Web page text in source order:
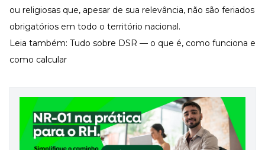
ou religiosas que, apesar de sua relevância, não são feriados
obrigatórios em todo o território nacional.
Leia também: Tudo sobre DSR — o que é, como funciona e
como calcular